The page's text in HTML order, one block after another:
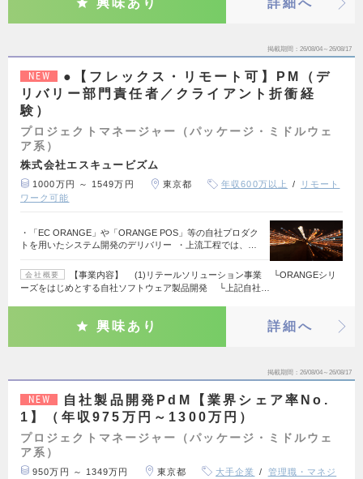
興味あり 詳細へ
掲載期間 26/08/04～26/08/17
NEW
●【フレックス・リモート可】PM（デ
リバリー部門責任者／クライアント折衝経
験）
プロジェクトマネージャー（パッケージ・ミドルウェ
ア系）
株式会社エスキュービズム
1000万円 ～ 1549万円 東京都 年収600万以上
リモート
ワーク可能
・「EC ORANGE」や「ORANGE POS」等の自社プロダク
トを用いたシステム開発のデリバリー ・上流工程では、…
会社概要
【事業内容】 (1)リテールソリューション事業 └ORANGEシリ
ーズをはじめとする自社ソフトウェア製品開発 └上記自社…
興味あり 詳細へ
掲載期間 26/08/04～26/08/17
NEW
自社製品開発PdM【業界シェア率No.
1】（年収975万円～1300万円）
プロジェクトマネージャー（パッケージ・ミドルウェ
ア系）
950万円 ～ 1349万円 東京都 大手企業
管理職・マネジ